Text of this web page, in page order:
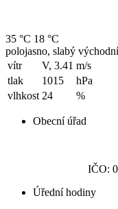
35 °C 18 °C
polojasno, slabý
vítr
V, 3.41 m/s
tlak
1015
hPa
vlhkost 24 %
Obecní úřad
IČO:
Úřední hodiny